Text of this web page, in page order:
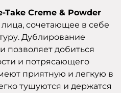
Take Creme & Powder
лица, сочетающее в себе
Дублирование
позволяет добиться
и потрясающего
приятную и легкую в
тушуются и держатся